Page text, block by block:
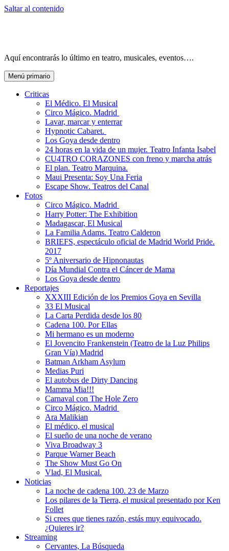
Saltar al contenido
Aquí encontrarás lo último en teatro, musicales, eventos….
Menú primario
Criticas
El Médico. El Musical
Circo Mágico. Madrid
Lavar, marcar y enterrar
Hypnotic Cabaret.
Los Goya desde dentro
24 horas en la vida de un mujer. Teatro Infanta Isabel
CU4TRO CORAZONES con freno y marcha atrás
El plan. Teatro Marquina.
Maui Presenta: Soy Una Feria
Escape Show. Teatros del Canal
Fotos
Circo Mágico. Madrid
Harry Potter: The Exhibition
Madagascar, El Musical
La Familia Adams. Teatro Calderon
BRIEFS, espectáculo oficial de Madrid World Pride.
2017
5º Aniversario de Hipnonautas
Día Mundial Contra el Cáncer de Mama
Los Goya desde dentro
Reportajes
XXXIII Edición de los Premios Goya en Sevilla
33 El Musical
La Carta Perdida desde los 80
Cadena 100. Por Ellas
Mi hermano es un moderno
El Jovencito Frankenstein (Teatro de la Luz Philips
Gran Vía) Madrid
Batman Arkham Asylum
Medias Puri
El autobus de Dirty Dancing
Mamma Mia!!!
Carnaval con The Hole Zero
Circo Mágico. Madrid
Ara Malikian
El médico, el musical
El sueño de una noche de verano
Viva Broadway 3
Parque Warner Beach
The Show Must Go On
Vlad, El Musical.
Noticias
La noche de cadena 100. 23 de Marzo
Los pilares de la Tierra, el musical presentado por Ken
Follet
Si crees que tienes razón, estás muy equivocado.
¿Quieres ir?
Streaming
Cervantes, La Búsqueda